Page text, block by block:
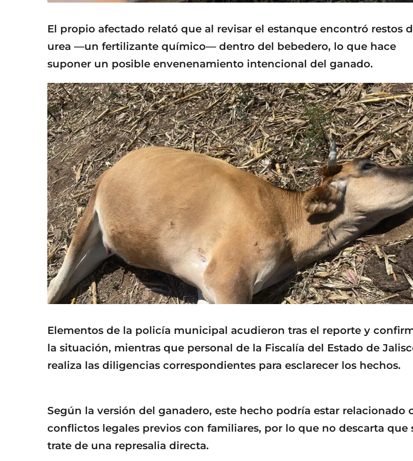
El propio afectado relató que al revisar el estanque encontró restos
urea —un fertilizante químico— dentro del bebedero, lo que hace
suponer un posible envenenamiento intencional del ganado.
Elementos de la policía municipal acudieron tras el reporte y
la situación, mientras que personal de la Fiscalía del Estado de
realiza las diligencias correspondientes para esclarecer los hechos.
Según la versión del ganadero, este hecho podría estar relacionado
conflictos legales previos con familiares, por lo que no descarta que
trate de una represalia directa.